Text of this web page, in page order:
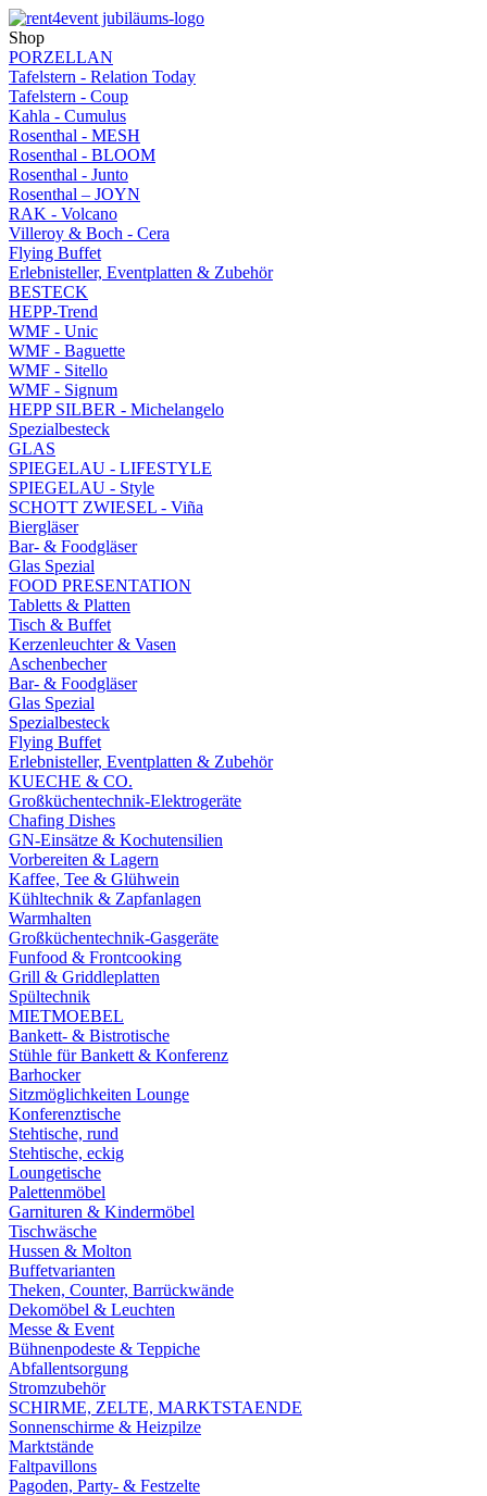
Shop
PORZELLAN
Tafelstern - Relation Today
Tafelstern - Coup
Kahla - Cumulus
Rosenthal - MESH
Rosenthal - BLOOM
Rosenthal - Junto
Rosenthal – JOYN
RAK - Volcano
Villeroy & Boch - Cera
Flying Buffet
Erlebnisteller, Eventplatten & Zubehör
BESTECK
HEPP-Trend
WMF - Unic
WMF - Baguette
WMF - Sitello
WMF - Signum
HEPP SILBER - Michelangelo
Spezialbesteck
GLAS
SPIEGELAU - LIFESTYLE
SPIEGELAU - Style
SCHOTT ZWIESEL - Viña
Biergläser
Bar- & Foodgläser
Glas Spezial
FOOD PRESENTATION
Tabletts & Platten
Tisch & Buffet
Kerzenleuchter & Vasen
Aschenbecher
Bar- & Foodgläser
Glas Spezial
Spezialbesteck
Flying Buffet
Erlebnisteller, Eventplatten & Zubehör
KUECHE & CO.
Großküchentechnik-Elektrogeräte
Chafing Dishes
GN-Einsätze & Kochutensilien
Vorbereiten & Lagern
Kaffee, Tee & Glühwein
Kühltechnik & Zapfanlagen
Warmhalten
Großküchentechnik-Gasgeräte
Funfood & Frontcooking
Grill & Griddleplatten
Spültechnik
MIETMOEBEL
Bankett- & Bistrotische
Stühle für Bankett & Konferenz
Barhocker
Sitzmöglichkeiten Lounge
Konferenztische
Stehtische, rund
Stehtische, eckig
Loungetische
Palettenmöbel
Garnituren & Kindermöbel
Tischwäsche
Hussen & Molton
Buffetvarianten
Theken, Counter, Barrückwände
Dekomöbel & Leuchten
Messe & Event
Bühnenpodeste & Teppiche
Abfallentsorgung
Stromzubehör
SCHIRME, ZELTE, MARKTSTAENDE
Sonnenschirme & Heizpilze
Marktstände
Faltpavillons
Pagoden, Party- & Festzelte